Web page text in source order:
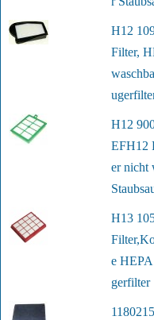
H12
Filter,
H12
EFH12
er nicht
H13
e HEPA
gerfilter